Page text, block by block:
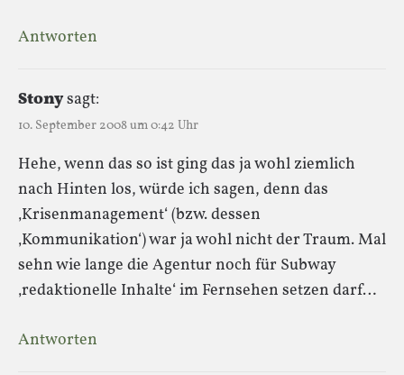
Antworten
Stonysagt:
10. September 2008 um 0:42 Uhr
Hehe, wenn das so ist ging das ja wohl ziemlich
nach Hinten los, würde ich sagen, denn das
‚Krisenmanagement‘ (bzw. dessen
‚Kommunikation‘) war ja wohl nicht der Traum. Mal
sehn wie lange die Agentur noch für Subway
‚redaktionelle Inhalte‘ im Fernsehen setzen darf…
Antworten